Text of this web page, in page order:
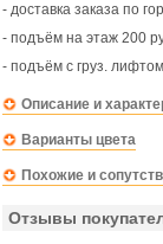
- доставка заказа по
- подъём на этаж 200
- подъём с груз.
Описание и
Варианты цвета
Похожие и
Отзывы